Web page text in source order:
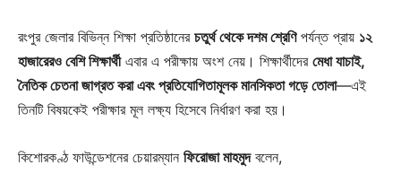
রংপুর জেলার বিভিন্ন শিক্ষা প্রতিষ্ঠানের চতুর্থ থেকে দশম শ্রেণিপর্যন্ত প্রায় ১২
হাজারেরও বেশি শিক্ষার্থীএবার এ পরীক্ষায় অংশ নেয়। শিক্ষার্থীদের মেধা যাচাই,
নৈতিক চেতনা জাগ্রত করা এবং প্রতিযোগিতামূলক মানসিকতা গড়ে তোলা—এই
তিনটি বিষয়কেই পরীক্ষার মূল লক্ষ্য হিসেবে নির্ধারণ করা হয়।
কিশোরকণ্ঠ ফাউন্ডেশনের চেয়ারম্যান ফিরোজা মাহমুদবলেন,